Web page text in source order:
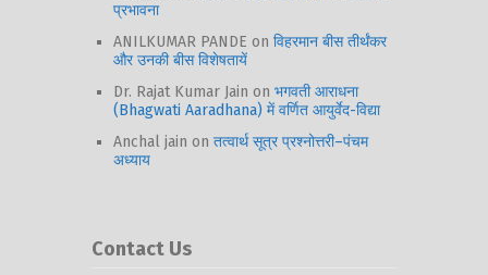
प्रभावना
ANILKUMAR PANDE on विहरमान बीस तीर्थंकर
और उनकी बीस विशेषतायें
Dr. Rajat Kumar Jain on भगवती आराधना
(Bhagwati Aaradhana) में वर्णित आयुर्वेद-विद्या
Anchal jain on तत्वार्थ सूत्र प्रश्नोत्तरी–पंचम
अध्याय
Contact Us